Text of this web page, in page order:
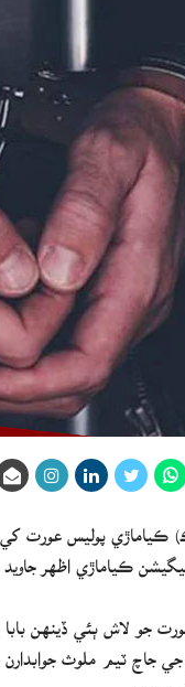
پوليس عورت کي
جو لاش ٻئي ڏينهن
جاچ ٽيم ملوث جوابدارن
ويو هو.